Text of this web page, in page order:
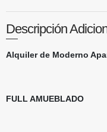
Descripción
Alquiler de ​Moderno
FULL AMUEBLADO